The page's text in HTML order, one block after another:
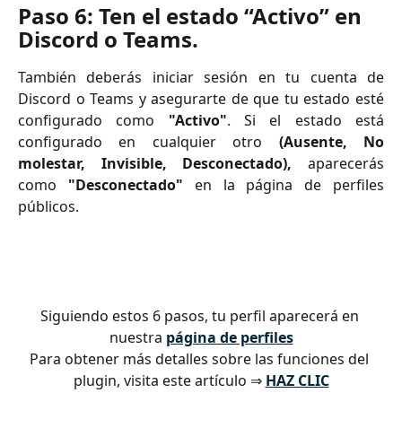
Paso 6: Ten el estado “Activo” en
Discord o Teams.
También deberás iniciar sesión en tu cuenta de
Discord o Teams y asegurarte de que tu estado esté
configurado como "Activo". Si el estado está
configurado en cualquier otro (Ausente, No
molestar, Invisible, Desconectado), aparecerás
como "Desconectado" en la página de perfiles
públicos.
Siguiendo estos 6 pasos, tu perfil aparecerá en
nuestra página de perfiles
Para obtener más detalles sobre las funciones del
plugin, visita este artículo ⇒ HAZ CLIC